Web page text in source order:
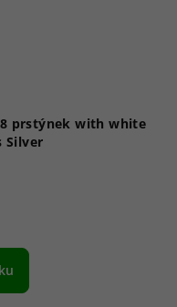
prstýnek with white
Silver